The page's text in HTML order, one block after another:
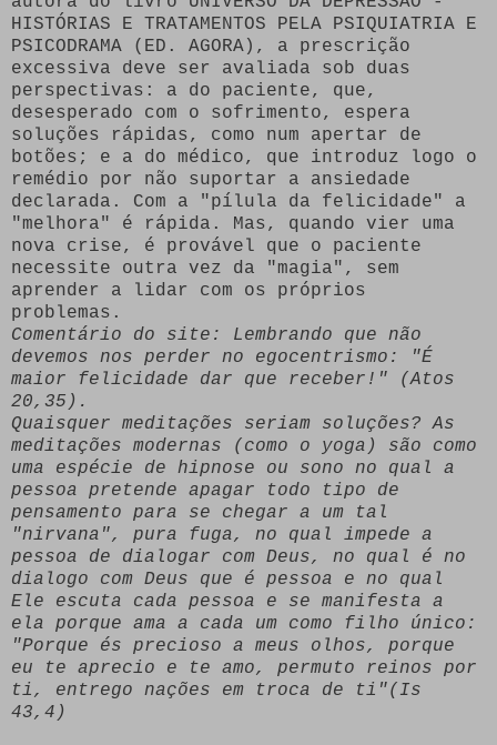
HISTÓRIAS E TRATAMENTOS PELA PSIQUIATRIA E
PSICODRAMA (ED. AGORA), a prescrição
excessiva deve ser avaliada sob duas
perspectivas: a do paciente, que,
desesperado com o sofrimento, espera
soluções rápidas, como num apertar de
botões; e a do médico, que introduz logo o
remédio por não suportar a ansiedade
declarada. Com a "pílula da felicidade" a
"melhora" é rápida. Mas, quando vier uma
nova crise, é provável que o paciente
necessite outra vez da "magia", sem
aprender a lidar com os próprios
problemas.
Comentário do site: Lembrando que não
devemos nos perder no egocentrismo: "É
maior felicidade dar que receber!" (Atos
20,35).
Quaisquer meditações seriam soluções? As
meditações modernas (como o yoga) são como
uma espécie de hipnose ou sono no qual a
pessoa pretende apagar todo tipo de
pensamento para se chegar a um tal
"nirvana", pura fuga, no qual impede a
pessoa de dialogar com Deus, no qual é no
dialogo com Deus que é pessoa e no qual
Ele escuta cada pessoa e se manifesta a
ela porque ama a cada um como filho único:
"Porque és precioso a meus olhos, porque
eu te aprecio e te amo, permuto reinos por
ti, entrego nações em troca de ti"(Is
43,4)